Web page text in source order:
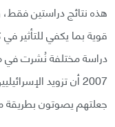
هذه نتائج دراستين فقط،
قوية بما يكفي للتأثير
دراسة مختلفة نُشرت في
2007 أن تزويد
جعلتهم يصوتون بطريقة